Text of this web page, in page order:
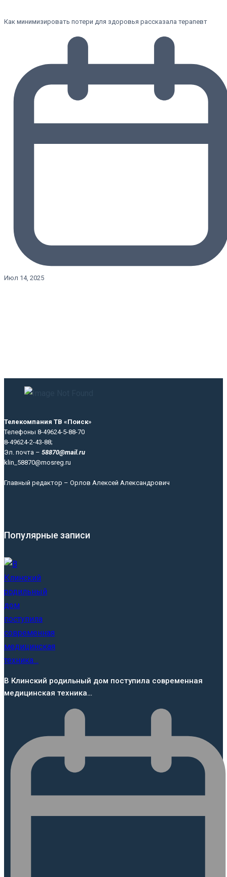
Как минимизировать потери для здоровья рассказала терапевт
Июл 14, 2025
Телекомпания ТВ «Поиск»
Телефоны 8-49624-5-88-70
8-49624-2-43-88;
Эл. почта – 58870@mail.ru
klin_58870@mosreg.ru
Главный редактор – Орлов Алексей Александрович
Популярные записи
В Клинский родильный дом поступила современная
медицинская техника…